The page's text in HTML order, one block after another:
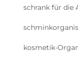
schrank für die
kosmetik-